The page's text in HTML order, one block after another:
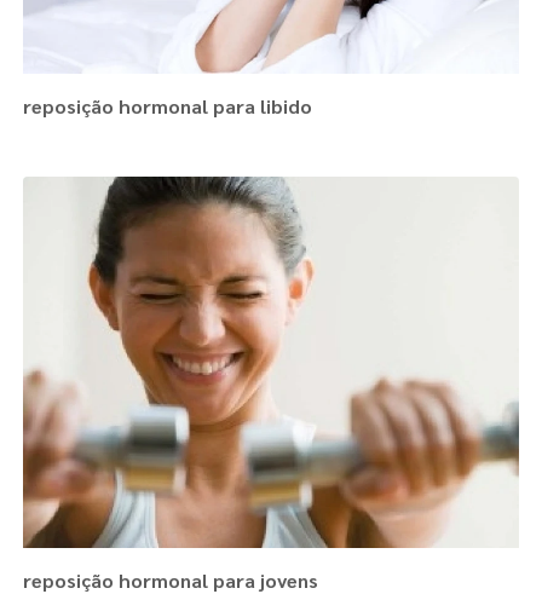
reposição hormonal para libido
reposição hormonal para jovens